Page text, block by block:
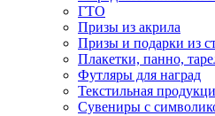
ГТО
Призы из акрила
Призы и подарки из
Плакетки, панно,
Футляры для наград
Текстильная
Сувениры с